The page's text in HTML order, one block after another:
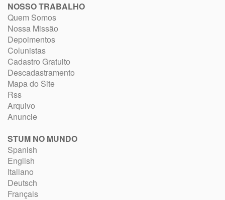
NOSSO TRABALHO
Quem Somos
Nossa Missão
Depoimentos
Colunistas
Cadastro Gratuito
Descadastramento
Mapa do Site
Rss
Arquivo
Anuncie
STUM NO MUNDO
Spanish
English
Italiano
Deutsch
Français